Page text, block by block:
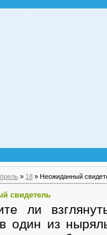
» 18 » Неожиданный
свидетель
ли
один из